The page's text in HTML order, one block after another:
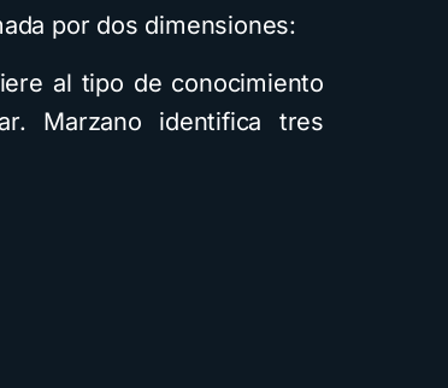
por dos dimensiones:
al tipo de conocimiento
Marzano identifica tres